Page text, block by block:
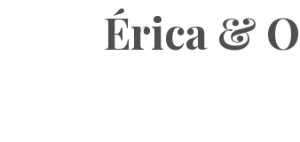
Érica &